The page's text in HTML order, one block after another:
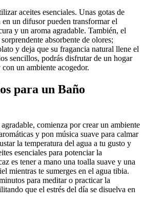
aceites esenciales. Unas gotas de
un difusor pueden transformar el
y un aroma agradable. También, el
absorbente de olores;
y deja que su fragancia natural llene el
sencillos, podrás disfrutar de un hogar
un ambiente acogedor.
para un Baño
comienza por crear un ambiente
y pon música suave para calmar
la temperatura del agua a tu gusto y
esenciales para potenciar la
es tener a mano una toalla suave y una
mientras te sumerges en el agua tibia.
para meditar o practicar la
que el estrés del día se disuelva en